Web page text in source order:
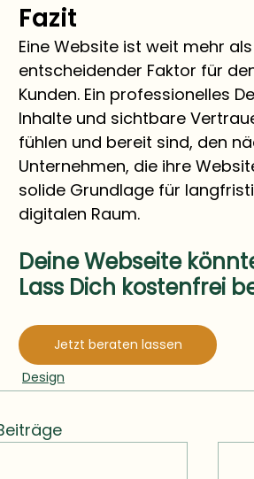
Fazit
Eine Website ist weit mehr
entscheidender Faktor für
Kunden. Ein professionelles
Inhalte und sichtbare
fühlen und bereit sind, den
Unternehmen, die ihre
solide Grundlage für
digitalen Raum.
Deine Webseite
Lass Dich kostenfrei
Jetzt beraten lassen
Design